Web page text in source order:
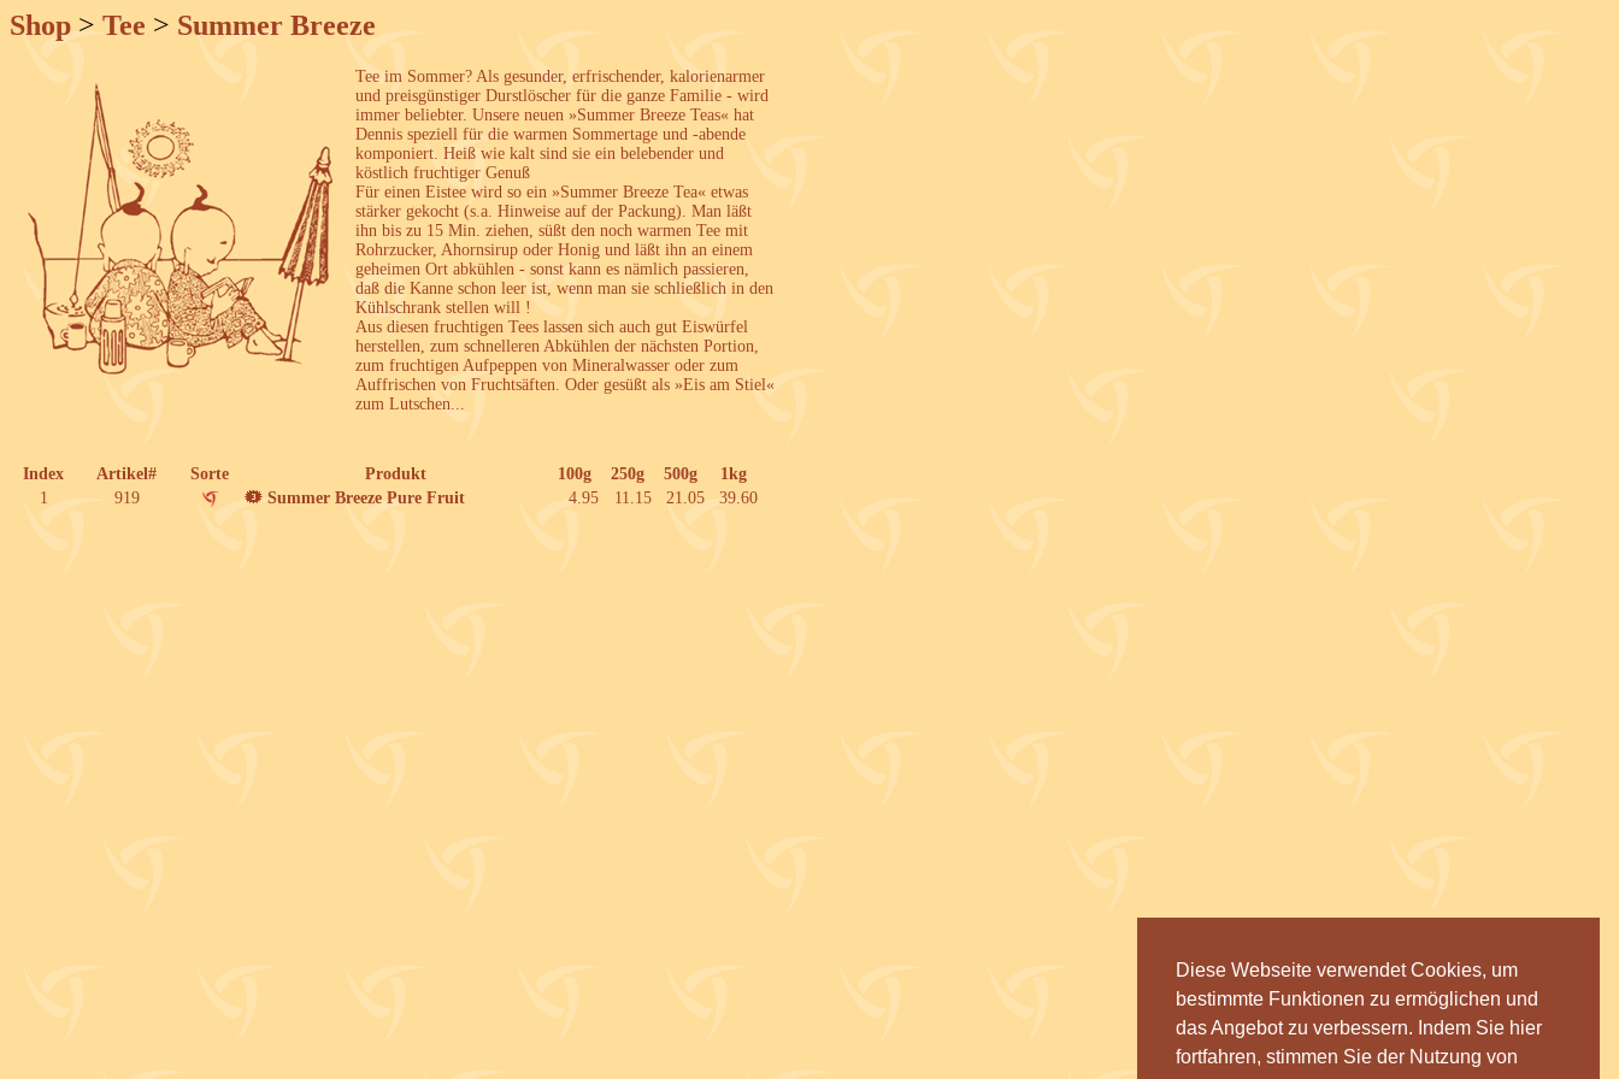
Shop > Tee > Summer Breeze
Tee im Sommer? Als gesunder, erfrischender, kalorienarmer
und preisgünstiger Durstlöscher für die ganze Familie - wird
immer beliebter. Unsere neuen »Summer Breeze Teas« hat
Dennis speziell für die warmen Sommertage und -abende
komponiert. Heiß wie kalt sind sie ein belebender und
köstlich fruchtiger Genuß
Für einen Eistee wird so ein »Summer Breeze Tea« etwas
stärker gekocht (s.a. Hinweise auf der Packung). Man läßt
ihn bis zu 15 Min. ziehen, süßt den noch warmen Tee mit
Rohrzucker, Ahornsirup oder Honig und läßt ihn an einem
geheimen Ort abkühlen - sonst kann es nämlich passieren,
daß die Kanne schon leer ist, wenn man sie schließlich in den
Kühlschrank stellen will !
Aus diesen fruchtigen Tees lassen sich auch gut Eiswürfel
herstellen, zum schnelleren Abkühlen der nächsten Portion,
zum fruchtigen Aufpeppen von Mineralwasser oder zum
Auffrischen von Fruchtsäften. Oder gesüßt als »Eis am Stiel«
zum Lutschen...
Index Artikel# Sorte Produkt 100g 250g 500g
1kg
1
919 Summer Breeze Pure Fruit 4.95 11.15 21.05 39.60
Diese Webseite verwendet Cookies, um
bestimmte Funktionen zu ermöglichen und
das Angebot zu verbessern. Indem Sie hier
fortfahren, stimmen Sie der Nutzung von